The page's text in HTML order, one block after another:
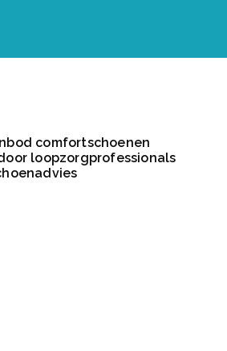
comfortschoenen
loopzorgprofessionals